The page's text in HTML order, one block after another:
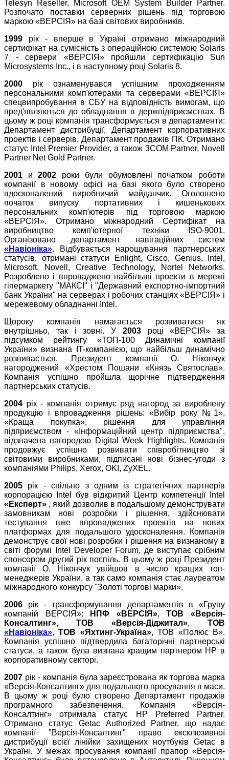
Telesyn Reseller, Microsoft OEM System Builder Partner.
Розпочато поставки серверних рішень під торговою
маркою «ВЕРСІЯ» на базі світових виробників.
1999 рік - вперше в Україні отримано міжнародний
сертифікат на сумісність з операційною системою Solaris
7 - сервери «ВЕРСІЯ» пройшли сертифікацію Sun
Microsystems Inc., і в наступному році Solaris 8.
2000 рік ознаменувався успішним проходженням
персональними комп'ютерами та серверами «ВЕРСІЯ»
спецвипробування в СБУ на відповідність вимогам, що
пред'являються до обладнання в держпідприємствах. В
цьому ж році компанія трансформується в департаменти:
Департамент дистрибуції, Департамент корпоративних
проектів і серверів, Департамент продажів ПК. Отримано
статус Intel Premier Provider, а також 3COM Partner, Novell
Partner Net Gold Partner.
2001 и2002 роки були обумовлені початком роботи
компанії в новому офісі на базі якого було створено
вдосконалений виробничий майданчик. Оголошено
початок випуску портативних і кишенькових
персональних комп'ютерів під торговою маркою
«ВЕРСІЯ». Отримано міжнародний Сертифікат на
виробництво комп'ютерної техніки ISO-9001.
Організовано департамент навігаційних систем
«Навіоніка». Відбувається нарощування партнерських
статусів, отримані статуси Enlight, Cisco, Genius, Intel,
Microsoft, Novell, Creative Technology, Nortel Networks.
Розроблено і впроваджено найбільші проекти в мережі
гіпермаркету "МАКСІ" і "Державний експортно-імпортний
банк України" на серверах і робочих станціях «ВЕРСІЯ» і
мережевому обладнанні Intel.
Щороку компанія намагається розвиватися як
внутрішньо, так і зовні. У 2003 році «ВЕРСІЯ» за
підсумком рейтингу «ТОП-100 Динамічні компанії
України» визнана IT-компанією, що найбільш динамічно
розвивається. Президент компанії О. Нікончук
нагороджений «Хрестом Пошани «Князь Святослав».
Компанія успішно пройшла щорічне підтвердження
партнерських статусів.
2004 рік - компанія отримує ряд нагород за вироблену
продукцію і впровадження рішень: «Вибір року №1»,
«Краща покупка», рішення для управління
підприємством - «Інформаційний центр підприємства",
відзначена нагородою Digital Week Highlights. Компанія
продовжує успішно розвивати співробітництво зі
світовими виробниками, підписані нові бізнес-угоди з
компаніями Philips, Xerox, OKI, ZyXEL.
2005 рік - спільно з одним із стратегічних партнерів
корпорацією Intel був відкритий Центр компетенції Intel
«Експерт» , який дозволив в подальшому демонструвати
замовникам нові розробки і рішення, здійснювати
тестування вже впроваджених проектів на нових
платформах для подальшого удосконалення. Компанія
демонструє свої нові розробки і рішення на визнаному в
світі форумі Intel Developer Forum, де виступає срібним
спонсором другий рік поспіль. В цьому ж році Президент
компанії О. Нікончук увійшов в число кращих топ-
менеджерів України, а так само компанія стає лауреатом
міжнародного конкурсу "Золоті торгові марки».
2006 рік - трансформування департаментів в «Групу
компаній ВЕРСІЯ»:
НПФ «ВЕРСІЯ»,ТОВ «Версія-
Консалтинг», ТОВ «Версія-Діджитал», ТОВ
«Навіоніка»,ТОВ «Яхтинг-Україна», ТОВ «Полюс В».
Компанія успішно підтвердила багаторічні партнерські
статуси, а також була визнана кращим партнером НР в
корпоративному секторі.
2007 рік - компанія була зареєстрована як торгова марка
«Версія-Консалтинг» для подальшого просування в маси.
В цьому ж році було створено Департамент продажів
програмного забезпечення. Компанія «Версія-
Консалтинг» отримала статус HP Preferred Partner.
Отримано статус Getac Authorized Partner, що надає
компанії "Версія-Консалтинг" право ексклюзивної
дистрибуції всієї лінійки захищених ноутбуків Getac в
Україні. У межах просування компанії прапор «Версія-